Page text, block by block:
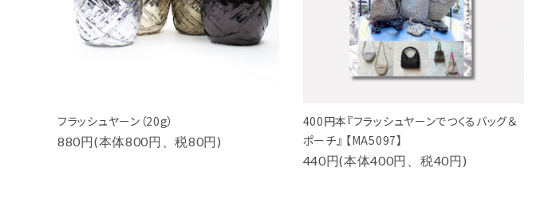
フラッシュヤーン（20g）
880円(本体800円、税80円)
400円本『フラッシュヤーンでつくるバッグ＆
ポーチ』 【MA5097】
440円(本体400円、税40円)